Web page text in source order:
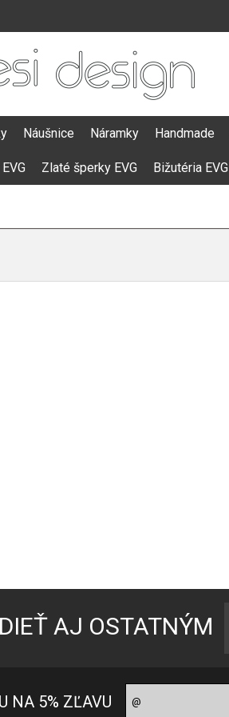
Náušnice Náramky Handmade
Zlaté šperky EVG Bižutéria EVG
AJ OSTATNÝM
NA 5% ZĽAVU